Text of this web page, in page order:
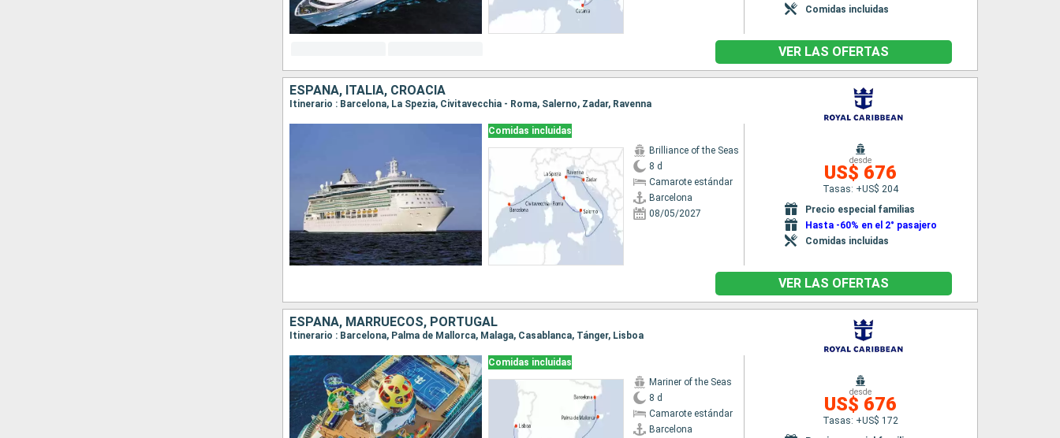
Comidas incluidas
VER LAS OFERTAS
ESPAÑA, ITALIA, CROACIA
Itinerario : Barcelona, La Spezia, Civitavecchia - Roma, Salerno, Zadar, Ravenna
Comidas incluidas
Brilliance of the Seas
8 d
Camarote estándar
Barcelona
08/05/2027
desde
US$ 676
Tasas: +US$ 204
Precio especial familias
Hasta -60% en el 2° pasajero
Comidas incluidas
VER LAS OFERTAS
ESPAÑA, MARRUECOS, PORTUGAL
Itinerario : Barcelona, Palma de Mallorca, Malaga, Casablanca, Tánger, Lisboa
Comidas incluidas
Mariner of the Seas
8 d
Camarote estándar
Barcelona
desde
US$ 676
Tasas: +US$ 172